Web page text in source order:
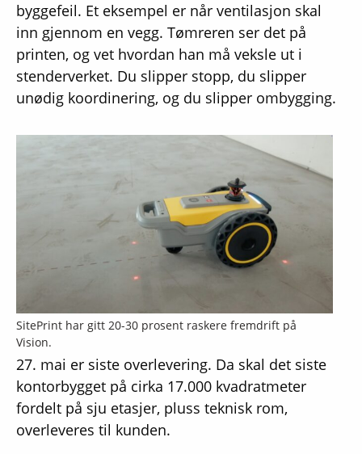
byggefeil. Et eksempel er når ventilasjon skal
inn gjennom en vegg. Tømreren ser det på
printen, og vet hvordan han må veksle ut i
stenderverket. Du slipper stopp, du slipper
unødig koordinering, og du slipper ombygging.
SitePrint har gitt 20-30 prosent raskere fremdrift på
Vision.
27. mai er siste overlevering. Da skal det siste
kontorbygget på cirka 17.000 kvadratmeter
fordelt på sju etasjer, pluss teknisk rom,
overleveres til kunden.